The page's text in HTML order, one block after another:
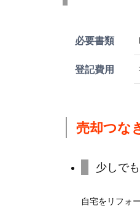
必要書類
登記費用
売却つな
少しで
自宅をリフォ